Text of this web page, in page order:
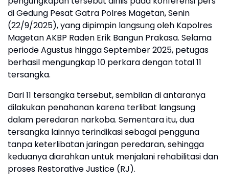
di Gedung Pesat Gatra Polres Magetan, Senin
(22/9/2025), yang dipimpin langsung oleh Kapolres
Magetan AKBP Raden Erik Bangun Prakasa. Selama
periode Agustus hingga September 2025, petugas
berhasil mengungkap 10 perkara dengan total 11
tersangka.
Dari 11 tersangka tersebut, sembilan di antaranya
dilakukan penahanan karena terlibat langsung
dalam peredaran narkoba. Sementara itu, dua
tersangka lainnya terindikasi sebagai pengguna
tanpa keterlibatan jaringan peredaran, sehingga
keduanya diarahkan untuk menjalani rehabilitasi dan
proses Restorative Justice (RJ).